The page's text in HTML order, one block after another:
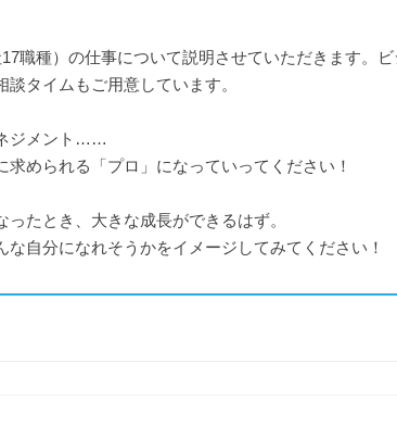
職種）の仕事について説明させていただきます。
タイムもご用意しています。
ジメント……
められる「プロ」になっていってください！
たとき、大きな成長ができるはず。
自分になれそうかをイメージしてみてください！